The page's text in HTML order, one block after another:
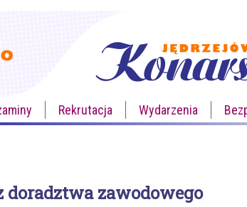
Rekrutacja Wydarzenia
zawodowego